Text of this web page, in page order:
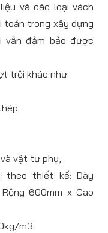
và các loại vách
toán trong xây dựng
vẫn đảm bảo được
trội khác như:
vật tư phụ,
theo thiết kế: Dày
Rộng 600mm x Cao
m3.